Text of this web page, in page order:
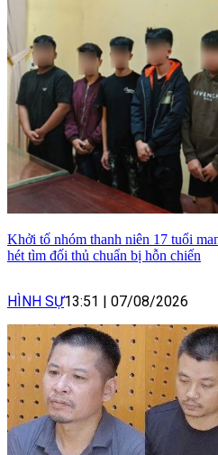
Khởi tố nhóm thanh niên 17 tuổi
hét tìm đối thủ chuẩn bị hỗn chiến
HÌNH SỰ13:51 | 07/08/2026